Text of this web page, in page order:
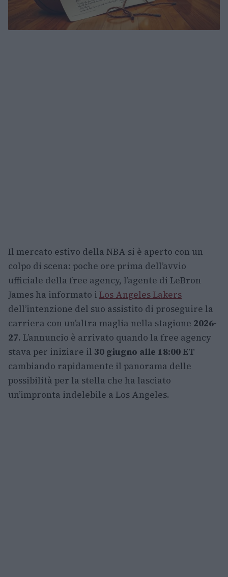
Il mercato estivo della NBA si è aperto con un
colpo di scena: poche ore prima dell’avvio
ufficiale della free agency, l’agente di LeBron
James ha informato i Los Angeles Lakers
dell’intenzione del suo assistito di proseguire la
carriera con un’altra maglia nella stagione 2026-
27. L’annuncio è arrivato quando la free agency
stava per iniziare il 30 giugno alle 18:00 ET
cambiando rapidamente il panorama delle
possibilità per la stella che ha lasciato
un’impronta indelebile a Los Angeles.